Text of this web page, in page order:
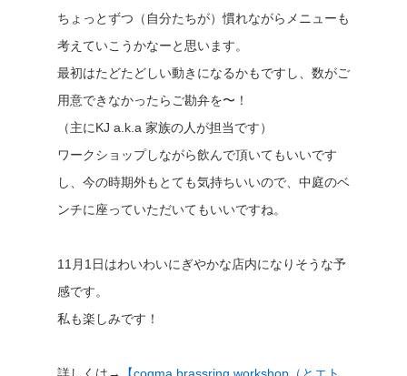
ちょっとずつ（自分たちが）慣れながらメニューも
考えていこうかなーと思います。
最初はたどたどしい動きになるかもですし、数がご
用意できなかったらご勘弁を〜！
（主にKJ a.k.a 家族の人が担当です）
ワークショップしながら飲んで頂いてもいいです
し、今の時期外もとても気持ちいいので、中庭のベ
ンチに座っていただいてもいいですね。
11月1日はわいわいにぎやかな店内になりそうな予
感です。
私も楽しみです！